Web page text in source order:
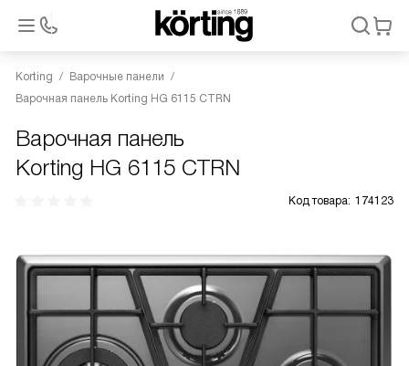
Korting
Варочные панели
Варочная панель Korting HG 6115 CTRN
Варочная панель
Korting HG 6115 CTRN
Код товара: 174123